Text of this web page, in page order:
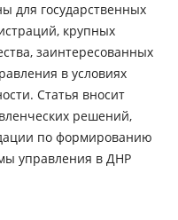
для государственных
крупных
заинтересованных
в условиях
Статья вносит
решений,
по формированию
управления в ДНР